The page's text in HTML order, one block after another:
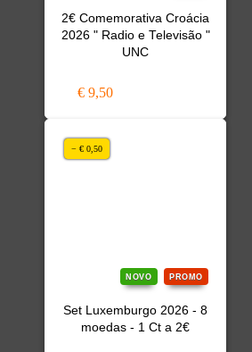
2€ Comemorativa Croácia
2026 " Radio e Televisão "
UNC
€ 9,50
NOVO PROMO
Set Luxemburgo 2026 - 8
moedas - 1 Ct a 2€
− € 0,50